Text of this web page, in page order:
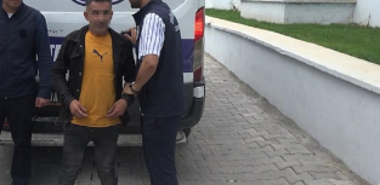
dilenci denetimlerinde
bir kişinin üzerinden 117 bin 661
geçirildi. Paranın dilencilik yoluyla
değerlendiriliyor